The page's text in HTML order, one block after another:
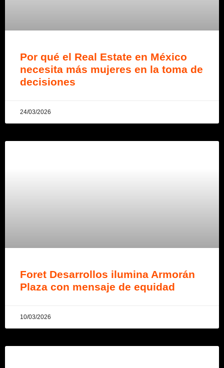
Por qué el Real Estate en México
necesita más mujeres en la toma de
decisiones
24/03/2026
Foret Desarrollos ilumina Armorán
Plaza con mensaje de equidad
10/03/2026